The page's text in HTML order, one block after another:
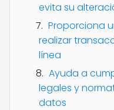
evita su
Proporciona
realizar
línea
Ayuda a
legales y
datos